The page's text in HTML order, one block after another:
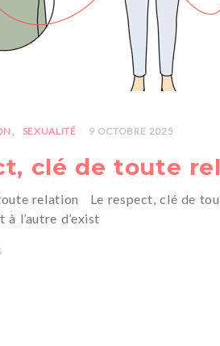
SEXUALITÉ 9 OCTOBRE 2025
clé de toute
relation Le respect, clé de
l’autre d’exist